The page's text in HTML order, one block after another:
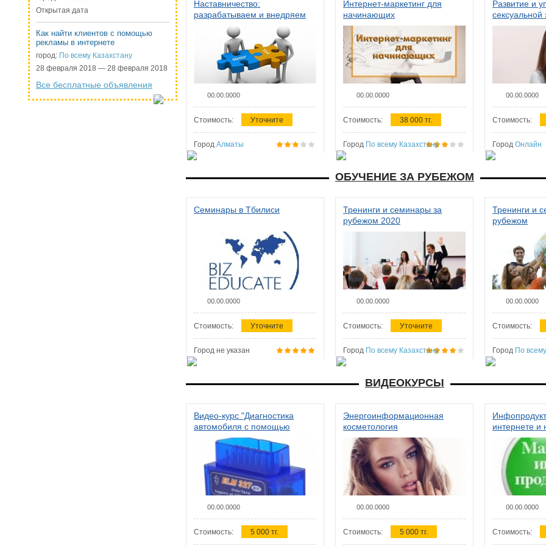
Открытая дата
Как найти клиентов с помощью
рекламы в интернете
город: По всему Казахстану
28 февраля 2018 — 28 февраля 2018
Все бесплатные объявления
Наставничество:
разрабатываем и внедряем
систему наставничества в
организации
00.00.0000
Стоимость: Уточните
Город Алматы
Интернет-маркетинг для
начинающих
00.00.0000
Стоимость: 38 000 тг.
Город По всему Казахстану
Развитие и
сексуальной
женщин
00.00.0000
Стоимость:
Город Онлайн
ОБУЧЕНИЕ ЗА РУБЕЖОМ
Семинары в Тбилиси
00.00.0000
Стоимость: Уточните
Город не указан
Тренинги и семинары за
рубежом 2020
00.00.0000
Стоимость: Уточните
Город По всему Казахстану
Тренинги и
рубежом
00.00.0000
Стоимость:
Город По
ВИДЕОКУРСЫ
Видео-курс "Диагностика
автомобиля с помощью
сканера ELM 327"
00.00.0000
Стоимость: 5 000 тг.
Энергоинформационная
косметология
00.00.0000
Стоимость: 5 000 тг.
интернете и
00.00.0000
Стоимость: